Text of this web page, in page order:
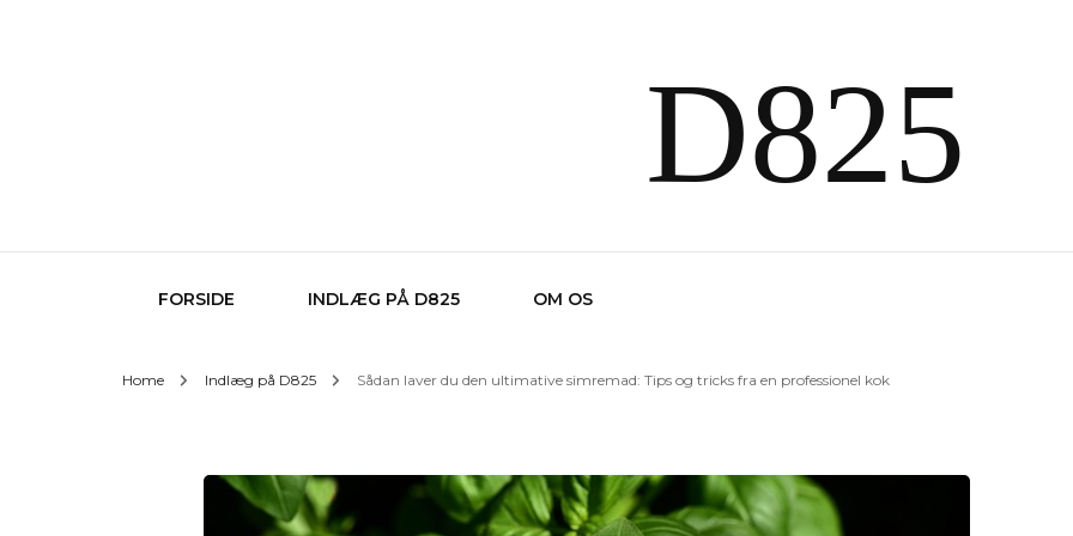
D825
FORSIDE INDLÆG PÅ D825 OM OS
Home Indlæg på D825 Sådan laver du den ultimative simremad: Tips og tricks fra en professionel kok